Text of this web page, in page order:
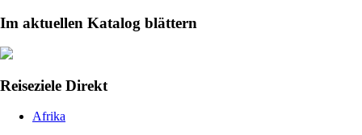
Im aktuellen Katalog blättern
Reiseziele Direkt
Afrika